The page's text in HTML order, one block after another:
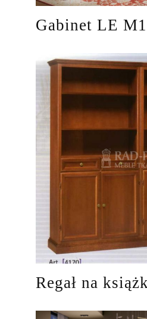
Gabinet LE
Regał na